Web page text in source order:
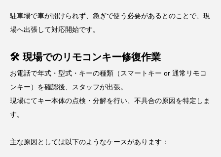
駐車場で車が開けられず、急ぎで使う必要があるとのことで、現
場へ出張して対応開始です。
🛠 現場でのリモコンキー修復作業
お電話で年式・型式・キーの種類（スマートキー or 通常リモコ
ンキー）を確認後、スタッフが出張。
現場にてキー本体の点検・分解を行い、不具合の原因を特定しま
す。
主な原因としては以下のようなケースがあります：